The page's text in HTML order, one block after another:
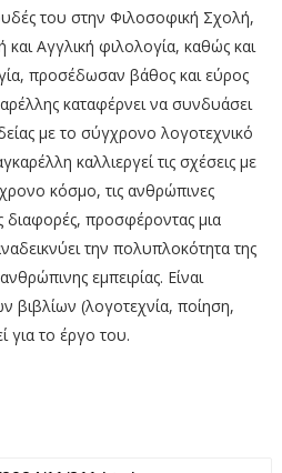
του στην Φιλοσοφική Σχολή,
και Αγγλική φιλολογία, καθώς και
προσέδωσαν βάθος και εύρος
καταφέρνει να συνδυάσει
με το σύγχρονο λογοτεχνικό
καλλιεργεί τις σχέσεις με
κόσμο, τις ανθρώπινες
διαφορές, προσφέροντας μια
την πολυπλοκότητα της
εμπειρίας. Είναι
βιβλίων (λογοτεχνία, ποίηση,
για το έργο του.